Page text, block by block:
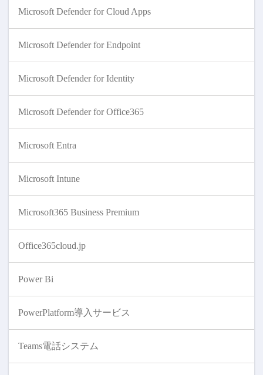
Microsoft Defender for Cloud Apps
Microsoft Defender for Endpoint
Microsoft Defender for Identity
Microsoft Defender for Office365
Microsoft Entra
Microsoft Intune
Microsoft365 Business Premium
Office365cloud.jp
Power Bi
PowerPlatform導入サービス
Teams電話システム